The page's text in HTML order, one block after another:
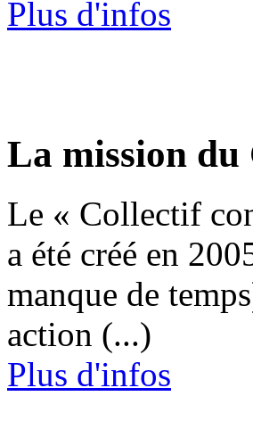
Plus d'infos
La mission du
Le « Collectif
a été créé en
manque de
action (...)
Plus d'infos